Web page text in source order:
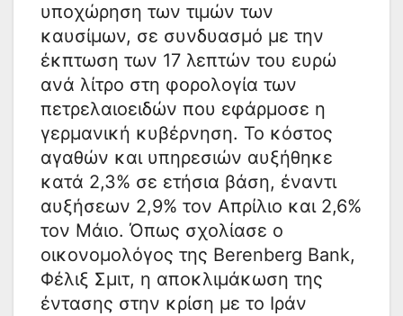
υποχώρηση των τιμών των
καυσίμων, σε συνδυασμό με την
έκπτωση των 17 λεπτών του ευρώ
ανά λίτρο στη φορολογία των
πετρελαιοειδών που εφάρμοσε η
γερμανική κυβέρνηση. Το κόστος
αγαθών και υπηρεσιών αυξήθηκε
κατά 2,3% σε ετήσια βάση, έναντι
αυξήσεων 2,9% τον Απρίλιο και 2,6%
τον Μάιο. Όπως σχολίασε ο
οικονομολόγος της Berenberg Bank,
Φέλιξ Σμιτ, η αποκλιμάκωση της
έντασης στην κρίση με το Ιράν